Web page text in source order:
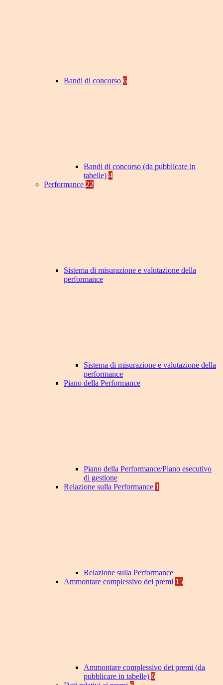
Bandi di concorso 6
Bandi di concorso (da pubblicare in
tabelle) 4
Performance 22
Sistema di misurazione e valutazione della
performance
Sistema di misurazione e valutazione della
performance
Piano della Performance
Piano della Performance/Piano esecutivo
di gestione
Relazione sulla Performance 1
Relazione sulla Performance
Ammontare complessivo dei premi 15
Ammontare complessivo dei premi (da
pubblicare in tabelle) 6